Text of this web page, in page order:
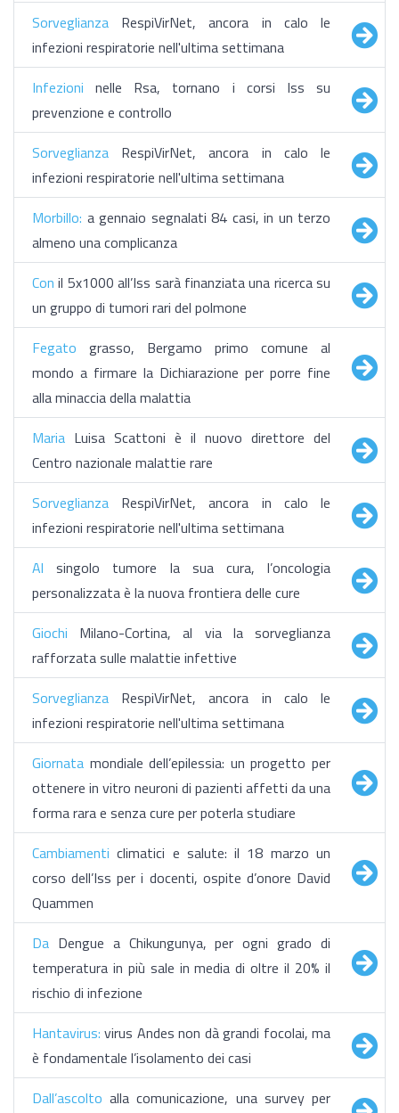
Sorveglianza RespiVirNet, ancora in calo le
infezioni respiratorie nell'ultima settimana
Infezioni nelle Rsa, tornano i corsi Iss su
prevenzione e controllo
Sorveglianza RespiVirNet, ancora in calo le
infezioni respiratorie nell'ultima settimana
Morbillo: a gennaio segnalati 84 casi, in un terzo
almeno una complicanza
Con il 5x1000 all’Iss sarà finanziata una ricerca su
un gruppo di tumori rari del polmone
Fegato grasso, Bergamo primo comune al
mondo a firmare la Dichiarazione per porre fine
alla minaccia della malattia
Maria Luisa Scattoni è il nuovo direttore del
Centro nazionale malattie rare
Sorveglianza RespiVirNet, ancora in calo le
infezioni respiratorie nell'ultima settimana
Al singolo tumore la sua cura, l’oncologia
personalizzata è la nuova frontiera delle cure
Giochi Milano-Cortina, al via la sorveglianza
rafforzata sulle malattie infettive
Sorveglianza RespiVirNet, ancora in calo le
infezioni respiratorie nell'ultima settimana
Giornata mondiale dell’epilessia: un progetto per
ottenere in vitro neuroni di pazienti affetti da una
forma rara e senza cure per poterla studiare
Cambiamenti climatici e salute: il 18 marzo un
corso dell’Iss per i docenti, ospite d’onore David
Quammen
Da Dengue a Chikungunya, per ogni grado di
temperatura in più sale in media di oltre il 20% il
rischio di infezione
Hantavirus: virus Andes non dà grandi focolai, ma
è fondamentale l’isolamento dei casi
Dall’ascolto alla comunicazione, una survey per